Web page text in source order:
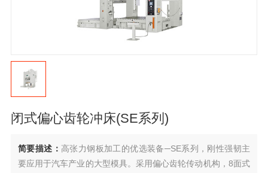
闭式偏心齿轮冲床(SE系列)
简要描述： 高张力钢板加工的优选装备─SE系列，刚性强韧主
要应用于汽车产业的大型模具。采用偏心齿轮传动机构，8面式